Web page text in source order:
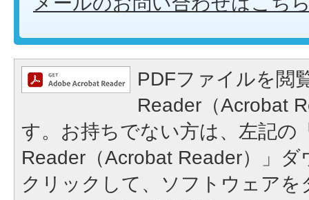
PDFファイルを閲
Reader（Acrobat
す。お持ちでない方は、左記の
Reader（Acrobat Reader）」
クリックして、ソフトウェア